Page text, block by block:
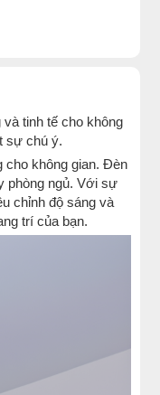
tinh tế cho không
sự chú ý.
cho không gian. Đèn
phòng ngủ. Với sự
chỉnh độ sáng và
trí của bạn.